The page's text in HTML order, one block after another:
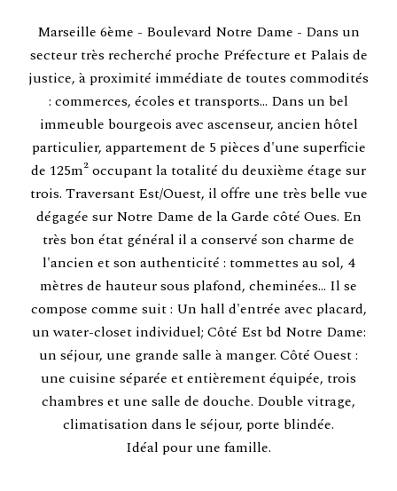
Marseille 6ème - Boulevard Notre Dame - Dans un
secteur très recherché proche Préfecture et Palais de
justice, à proximité immédiate de toutes commodités
: commerces, écoles et transports... Dans un bel
immeuble bourgeois avec ascenseur, ancien hôtel
particulier, appartement de 5 pièces d'une superficie
de 125m² occupant la totalité du deuxième étage sur
trois. Traversant Est/Ouest, il offre une très belle vue
dégagée sur Notre Dame de la Garde côté Oues. En
très bon état général il a conservé son charme de
l'ancien et son authenticité : tommettes au sol, 4
mètres de hauteur sous plafond, cheminées... Il se
compose comme suit : Un hall d'entrée avec placard,
un water-closet individuel; Côté Est bd Notre Dame:
un séjour, une grande salle à manger. Côté Ouest :
une cuisine séparée et entièrement équipée, trois
chambres et une salle de douche. Double vitrage,
climatisation dans le séjour, porte blindée.
Idéal pour une famille.